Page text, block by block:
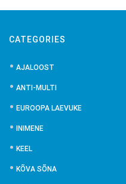
CATEGORIES
AJALOOST
ANTI-MULTI
EUROOPA LAEVUKE
INIMENE
KEEL
KÕVA SÕNA